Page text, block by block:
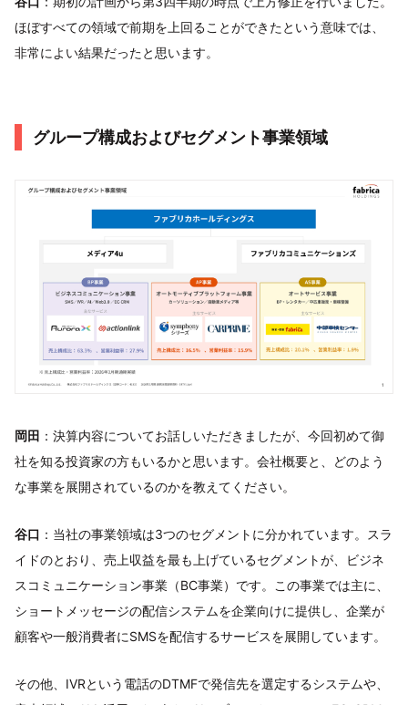
ほぼすべての領域で前期を上回ることができたという意味では、
非常によい結果だったと思います。
グループ構成およびセグメント事業領域
岡田 ：決算内容についてお話しいただきましたが、今回初めて御
社を知る投資家の方もいるかと思います。会社概要と、どのよう
な事業を展開されているのかを教えてください。
谷口 ：当社の事業領域は3つのセグメントに分かれています。スラ
イドのとおり、売上収益を最も上げているセグメントが、ビジネ
スコミュニケーション事業（BC事業）です。この事業では主に、
ショートメッセージの配信システムを企業向けに提供し、企業が
顧客や一般消費者にSMSを配信するサービスを展開しています。
その他、IVRという電話のDTMFで発信先を選定するシステムや、